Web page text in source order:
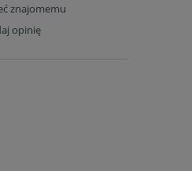
znajomemu
opinię